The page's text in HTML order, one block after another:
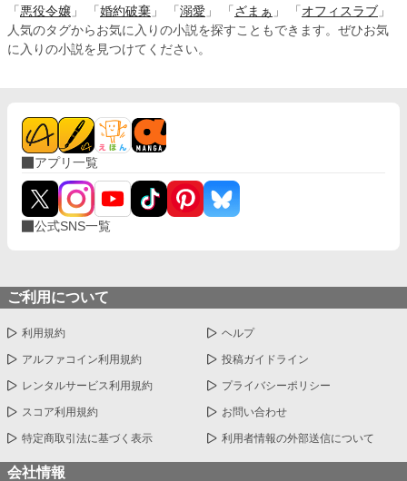
「 悪役令嬢 」 「 婚約破棄 」 「 溺愛 」 「 ざまぁ 」 「 オフィスラブ 」
人気のタグからお気に入りの小説を探すこともできます。ぜひお気
に入りの小説を見つけてください。
アプリ一覧
公式SNS一覧
ご利用について
利用規約 ヘルプ
アルファコイン利用規約 投稿ガイドライン
レンタルサービス利用規約 プライバシーポリシー
スコア利用規約 お問い合わせ
特定商取引法に基づく表示 利用者情報の外部送信について
会社情報